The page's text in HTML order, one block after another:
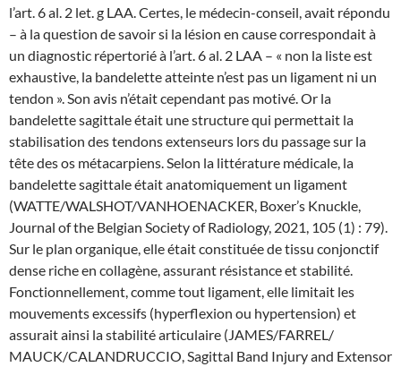
l’art. 6 al. 2 let. g LAA. Certes, le médecin-conseil, avait répondu
– à la question de savoir si la lésion en cause correspondait à
un diagnostic répertorié à l’art. 6 al. 2 LAA – « non la liste est
exhaustive, la bandelette atteinte n’est pas un ligament ni un
tendon ». Son avis n’était cependant pas motivé. Or la
bandelette sagittale était une structure qui permettait la
stabilisation des tendons extenseurs lors du passage sur la
tête des os métacarpiens. Selon la littérature médicale, la
bandelette sagittale était anatomiquement un ligament
(WATTE/WALSHOT/VANHOENACKER, Boxer’s Knuckle,
Journal of the Belgian Society of Radiology, 2021, 105 (1) : 79).
Sur le plan organique, elle était constituée de tissu conjonctif
dense riche en collagène, assurant résistance et stabilité.
Fonctionnellement, comme tout ligament, elle limitait les
mouvements excessifs (hyperflexion ou hypertension) et
assurait ainsi la stabilité articulaire (JAMES/FARREL/
MAUCK/CALANDRUCCIO, Sagittal Band Injury and Extensor